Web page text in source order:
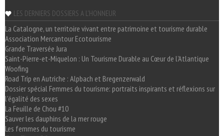
LES DERNIERS DOSSIERS A L'HONNEUR
La Catalogne, un territoire vivant entre patrimoine et tourisme durable
Association Mercantour Ecotourisme
Grande Traversée Jura
Saint-Pierre-et-Miquelon : Un Tourisme Durable au Cœur de l'Atlantique
Woofing
Road Trip en Autriche : Alpbach et Bregenzerwald
Dossier spécial Femmes du tourisme: portraits inspirants et réflexions sur
l'égalité des sexes
La Feuille de Chou #10
Sauver les dauphins de la mer rouge
Les femmes du tourisme